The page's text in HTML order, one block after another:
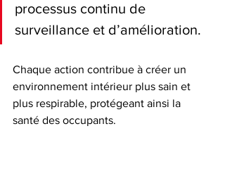
processus continu de
surveillance et d’amélioration.
Chaque action contribue à créer un
environnement intérieur plus sain et
plus respirable, protégeant ainsi la
santé des occupants.